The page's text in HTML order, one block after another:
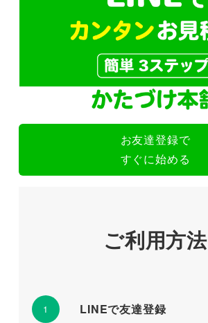
お友達登録で
すぐに始める
ご利用方法
LINEで友達登録